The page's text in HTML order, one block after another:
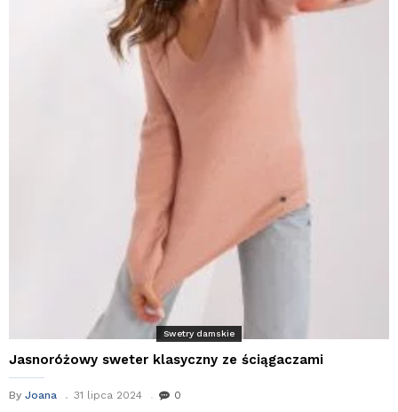
Swetry damskie
Jasnoróżowy sweter klasyczny ze ściągaczami
By Joana 31 lipca 2024 0